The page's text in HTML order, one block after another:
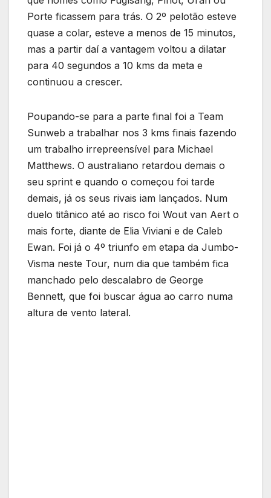
Porte ficassem para trás. O 2º pelotão esteve
quase a colar, esteve a menos de 15 minutos,
mas a partir daí a vantagem voltou a dilatar
para 40 segundos a 10 kms da meta e
continuou a crescer.
Poupando-se para a parte final foi a Team
Sunweb a trabalhar nos 3 kms finais fazendo
um trabalho irrepreensível para Michael
Matthews. O australiano retardou demais o
seu sprint e quando o começou foi tarde
demais, já os seus rivais iam lançados. Num
duelo titânico até ao risco foi Wout van Aert o
mais forte, diante de Elia Viviani e de Caleb
Ewan. Foi já o 4º triunfo em etapa da Jumbo-
Visma neste Tour, num dia que também fica
manchado pelo descalabro de George
Bennett, que foi buscar água ao carro numa
altura de vento lateral.